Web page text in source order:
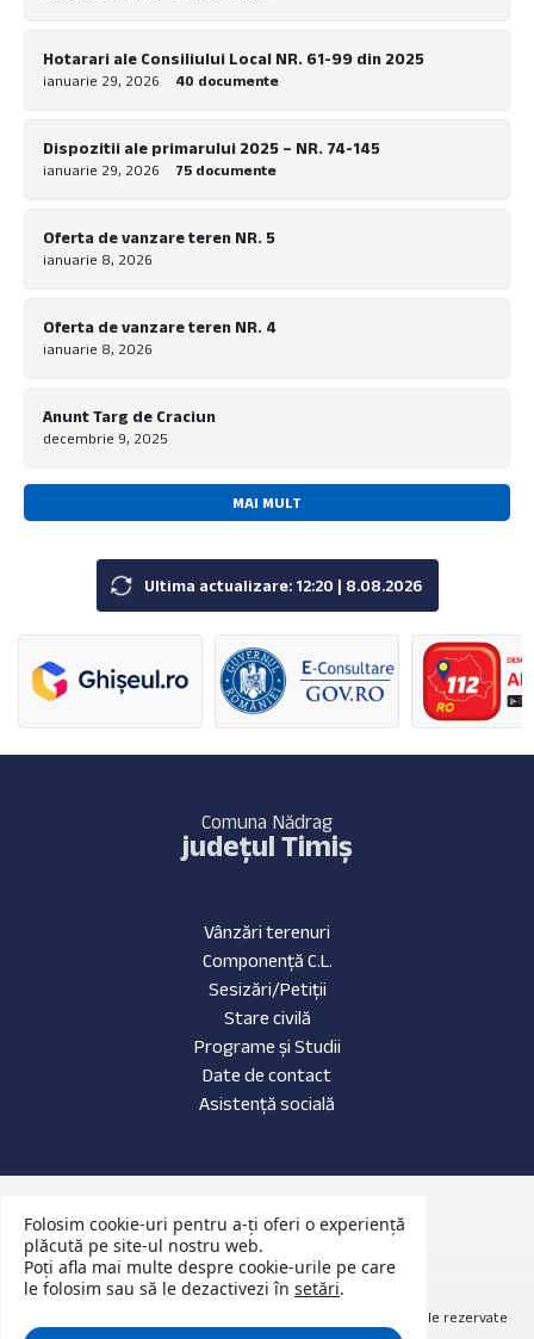
Hotarari ale Consiliului Local NR. 61-99 din 2025
ianuarie 29, 2026 40 documente
Dispozitii ale primarului 2025 – NR. 74-145
ianuarie 29, 2026 75 documente
Oferta de vanzare teren NR. 5
ianuarie 8, 2026
Oferta de vanzare teren NR. 4
ianuarie 8, 2026
Anunt Targ de Craciun
decembrie 9, 2025
MAI MULT
Ultima actualizare: 12:20 | 8.08.2026
Comuna Nădrag
județul Timiș
Vânzări terenuri
Componență C.L.
Sesizări/Petiții
Stare civilă
Programe și Studii
Date de contact
Asistență socială
Date de contact
Evenimente Recente
Anunțuri Publice
© 2026 Website primăria Nădrag județul Timiș. Toate drepturile rezervate
Folosim cookie-uri pentru a-ți oferi o experiență
plăcută pe site-ul nostru web.
Poți afla mai multe despre cookie-urile pe care
le folosim sau să le dezactivezi în setări.